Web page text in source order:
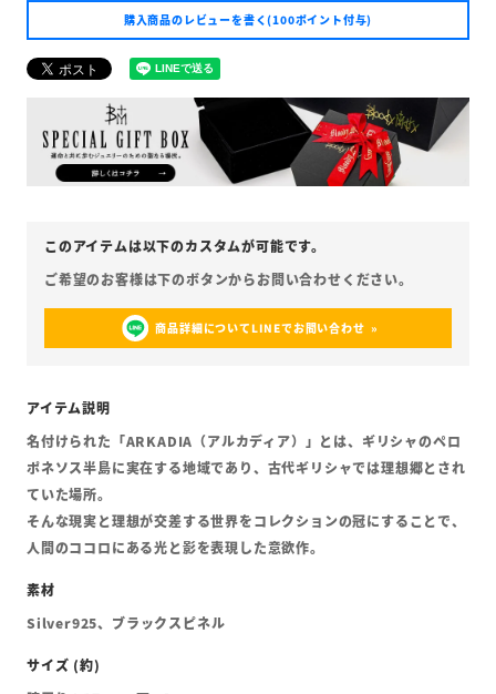
購入商品のレビューを書く(100ポイント付与)
商品詳細についてLINEでお問い合わせ
名付けられた「ARKADIA（アルカディア）」とは、ギリシャのペロ
ポネソス半島に実在する地域であり、古代ギリシャでは理想郷とされ
ていた場所。
そんな現実と理想が交差する世界をコレクションの冠にすることで、
人間のココロにある光と影を表現した意欲作。
Silver925、ブラックスピネル